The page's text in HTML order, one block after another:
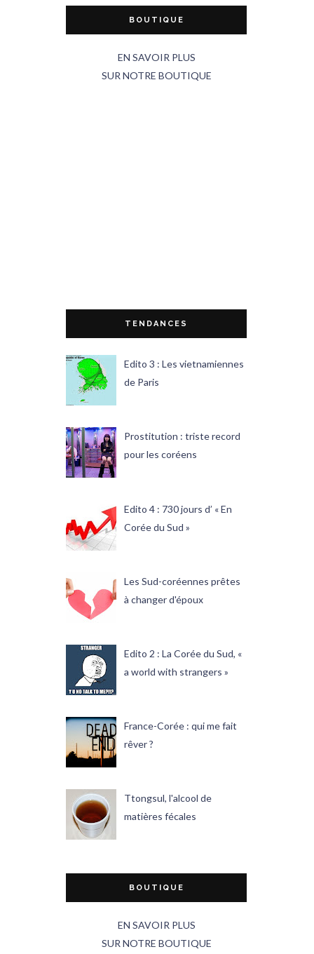
BOUTIQUE
EN SAVOIR PLUS
SUR NOTRE BOUTIQUE
TENDANCES
Edito 3 : Les vietnamiennes
de Paris
Prostitution : triste record
pour les coréens
Edito 4 : 730 jours d’ « En
Corée du Sud »
Les Sud-coréennes prêtes
à changer d'époux
Edito 2 : La Corée du Sud, «
a world with strangers »
France-Corée : qui me fait
rêver ?
Ttongsul, l'alcool de
matières fécales
BOUTIQUE
EN SAVOIR PLUS
SUR NOTRE BOUTIQUE